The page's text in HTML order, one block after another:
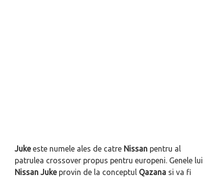
Jukeeste numele ales de catre Nissan pentru al
patrulea crossover propus pentru europeni. Genele lui
Nissan Jukeprovin de la conceptul Qazana si va fi